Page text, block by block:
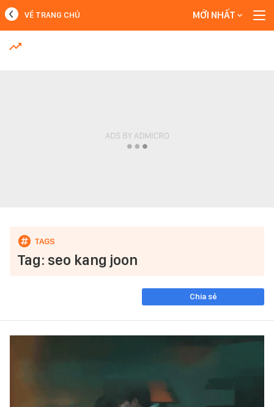
MỚI NHẤT
VỀ TRANG CHỦ MỚI NHẤT
Tag: seo kang joon
Chia sẻ